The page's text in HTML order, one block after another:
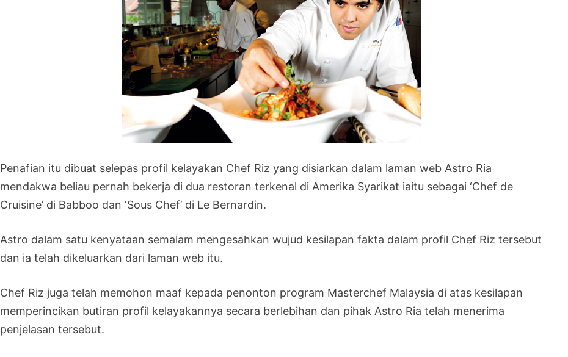
Penafian itu dibuat selepas profil kelayakan Chef Riz yang disiarkan dalam laman web Astro Ria
mendakwa beliau pernah bekerja di dua restoran terkenal di Amerika Syarikat iaitu sebagai ‘Chef de
Cruisine’ di Babboo dan ‘Sous Chef’ di Le Bernardin.
Astro dalam satu kenyataan semalam mengesahkan wujud kesilapan fakta dalam profil Chef Riz tersebut
dan ia telah dikeluarkan dari laman web itu.
Chef Riz juga telah memohon maaf kepada penonton program Masterchef Malaysia di atas kesilapan
memperincikan butiran profil kelayakannya secara berlebihan dan pihak Astro Ria telah menerima
penjelasan tersebut.